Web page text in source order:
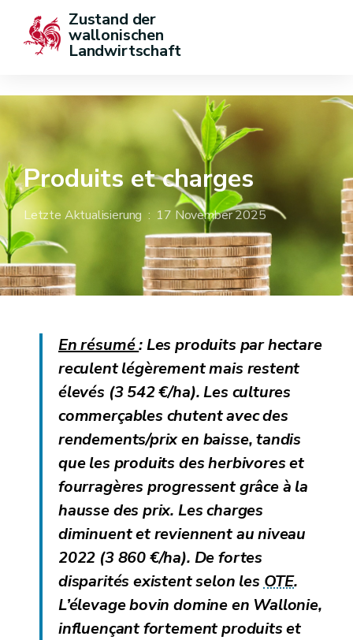
Zustand der
wallonischen
Landwirtschaft
Produits et charges
Letzte Aktualisierung : 17 November 2025
En résumé:Les produits par hectare
reculent légèrement mais restent
élevés (3 542 €/ha). Les cultures
commerçables chutent avec des
rendements/prix en baisse, tandis
que les produits des herbivores et
fourragères progressent grâce à la
hausse des prix. Les charges
diminuent et reviennent au niveau
2022 (3 860 €/ha). De fortes
disparités existent selon les OTE.
L’élevage bovin domine en Wallonie,
influençant fortement produits et